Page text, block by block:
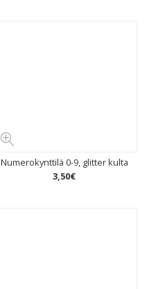
Numerokynttilä 0-9, glitter kulta
3,50€